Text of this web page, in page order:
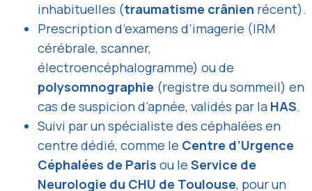
inhabituelles (traumatisme crânien récent).
Prescription d’examens d’imagerie (IRM
cérébrale, scanner,
électroencéphalogramme) ou de
polysomnographie (registre du sommeil) en
cas de suspicion d’apnée, validés par la HAS.
Suivi par un spécialiste des céphalées en
centre dédié, comme le Centre d’Urgence
Céphalées de Paris ou le Service de
Neurologie du CHU de Toulouse, pour un